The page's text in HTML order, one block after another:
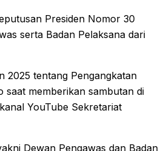
Presiden Nomor 30
serta Badan Pelaksana dari
2025 tentang Pengangkatan
saat memberikan sambutan di
YouTube Sekretariat
Dewan Pengawas dan Badan